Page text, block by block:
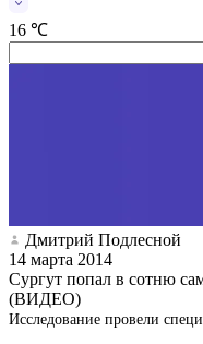
16 ℃
Дмитрий Подлесной
14 марта 2014
Сургут попал в сотню
(ВИДЕО)
Исследование провели